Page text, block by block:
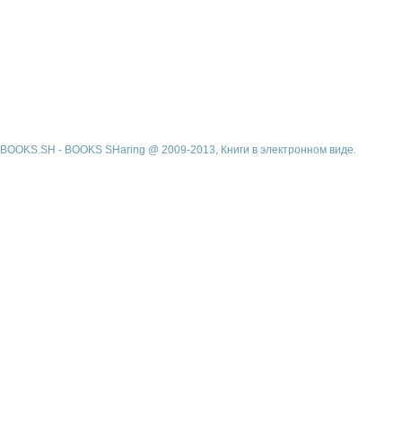
BOOKS.SH - BOOKS SHaring @ 2009-2013, Книги в электронном виде.